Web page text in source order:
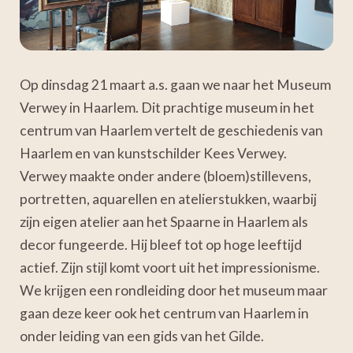
Op dinsdag 21 maart a.s. gaan we naar het Museum
Verwey in Haarlem. Dit prachtige museum in het
centrum van Haarlem vertelt de geschiedenis van
Haarlem en van kunstschilder Kees Verwey.
Verwey maakte onder andere (bloem)stillevens,
portretten, aquarellen en atelierstukken, waarbij
zijn eigen atelier aan het Spaarne in Haarlem als
decor fungeerde. Hij bleef tot op hoge leeftijd
actief. Zijn stijl komt voort uit het impressionisme.
We krijgen een rondleiding door het museum maar
gaan deze keer ook het centrum van Haarlem in
onder leiding van een gids van het Gilde.